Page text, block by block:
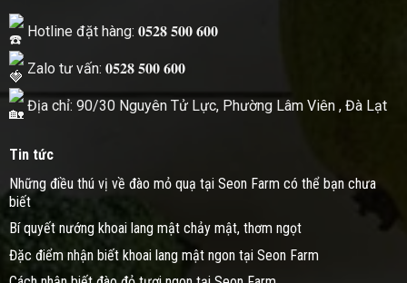
Hotline đặt hàng: 𝟎𝟓𝟐𝟖 𝟓𝟎𝟎 𝟔𝟎𝟎
Zalo tư vấn: 𝟎𝟓𝟐𝟖 𝟓𝟎𝟎 𝟔𝟎𝟎
Địa chỉ: 90/30 Nguyên Tử Lực, Phường Lâm Viên , Đà Lạt
Tin tức
Những điều thú vị về đào mỏ quạ tại Seon Farm có thể bạn chưa
biết
Bí quyết nướng khoai lang mật chảy mật, thơm ngọt
Đặc điểm nhận biết khoai lang mật ngon tại Seon Farm